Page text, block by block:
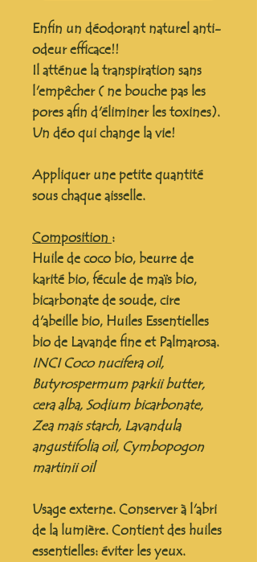
Enfin un déodorant naturel anti-
odeur efficace!!
Il atténue la transpiration sans
l'empêcher ( ne bouche pas les
pores afin d'éliminer les toxines).
Un déo qui change la vie!
Appliquer une petite quantité
sous chaque aisselle.
Composition :
Huile de coco bio, beurre de
karité bio, fécule de maïs bio,
bicarbonate de soude, cire
d'abeille bio, Huiles Essentielles
bio de Lavande fine et Palmarosa.
INCI Coco nucifera oil,
Butyrospermum parkii butter,
cera alba, Sodium bicarbonate,
Zea mais starch, Lavandula
angustifolia oil, Cymbopogon
martinii oil
Usage externe. Conserver à l'abri
de la lumière. Contient des huiles
essentielles: éviter les yeux.